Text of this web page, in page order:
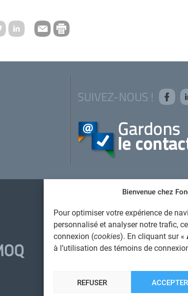
Bienvenue chez
Pour optimiser votre expérience de
personnalisé et analyser notre trafic,
connexion (cookies). En cliquant sur «
à l’utilisation des témoins de
ACCEPTER
REFUSER
SUIVEZ-NOUS !
AVIS JURIDIQUE GÉNÉRAL
AVIS À L'USAGER
PROTECTION DES
POLITIQUE DE TRAITEMENT
ALERTE INTERNET